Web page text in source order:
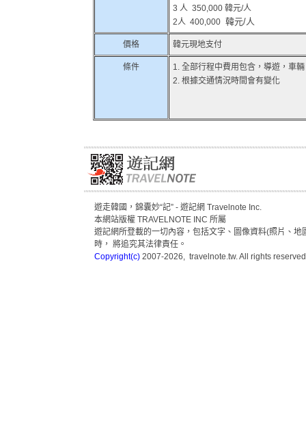
3 人 350,000 韓元/人
2人 400,000 韓元/人
價格 韓元現地支付
條件
1. 全部行程中費用包含，導遊，車
2. 根據交通情況時間會有變化
遊走韓國，錦囊妙“記” - 遊記網 Travelnote Inc.
本網站版權 TRAVELNOTE INC 所屬
遊記網所登載的一切內容，包括文字、圖像資料(照片、
時， 將追究其法律責任。
Copyright(c)2007-2026, travelnote.tw. All rights